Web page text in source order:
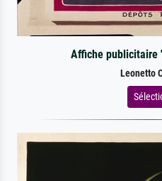
Affiche publicitaire
Leonetto